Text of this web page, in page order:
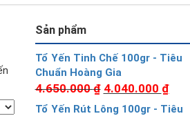
Sản phẩm
Tổ Yến Tinh Chế 100gr - Tiêu
Chuẩn Hoàng Gia
4.650.000₫ 4.040.000 ₫
Tổ Yến Rút Lông 100gr - Tiêu